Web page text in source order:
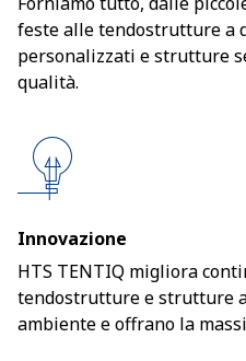
feste alle tendostrutture a
personalizzati e strutture
qualità.
Innovazione
HTS TENTIQ migliora
tendostrutture e strutture
ambiente e offrano la